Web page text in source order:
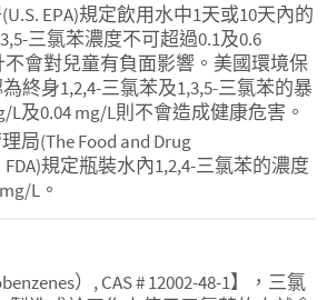
EPA)規定飲用水中1天或10天內的
三氯苯濃度不可超過0.1及0.6
會對兒童有負面影響。美國環境保
為終身1,2,4-三氯苯及1,3,5-三氯苯的暴
L及0.04 mg/L則不會造成健康危害。
局(The Food and Drug
規定瓶裝水內1,2,4-三氯苯的濃度
L。
）, CAS # 12002-48-1】，三氯